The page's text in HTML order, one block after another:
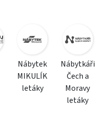
Nábytek
MIKULÍK
letáky
Nábytkáři
Čech a
Moravy
letáky